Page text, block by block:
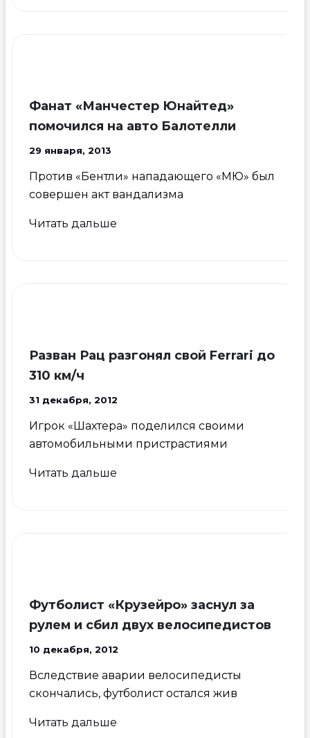
тысяч
Фанат «Манчестер Юнайтед»
помочился на авто Балотелли
29 января, 2013
Против «Бентли» нападающего «МЮ» был
совершен акт вандализма
Фанат
Читать дальше
Разван Рац разгонял свой Ferrari до
310 км/ч
31 декабря, 2012
Игрок «Шахтера» поделился своими
автомобильными пристрастиями
Разван
км/
Читать дальше
Футболист «Крузейро» заснул за
рулем и сбил двух велосипедистов
10 декабря, 2012
Вследствие аварии велосипедисты
скончались, футболист остался жив
Футболист
Читать дальше